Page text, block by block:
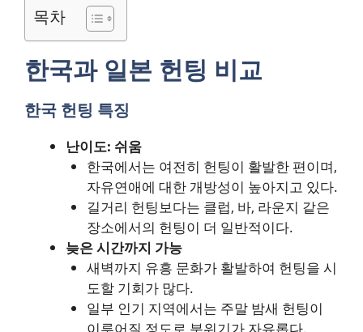
목차
한국과 일본 헌팅 비교
한국 헌팅 특징
난이도: 쉬움
한국에서는 여전히 헌팅이 활발한 편이며,
자유연애에 대한 개방성이 높아지고 있다.
길거리 헌팅보다는 클럽, 바, 라운지 같은
장소에서의 헌팅이 더 일반적이다.
늦은 시간까지 가능
새벽까지 유흥 문화가 활발하여 헌팅을 시
도할 기회가 많다.
일부 인기 지역에서는 주말 밤새 헌팅이